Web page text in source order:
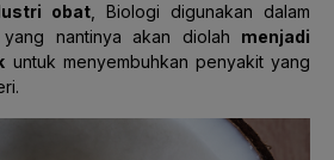
obat , Biologi digunakan dalam
yang nantinya akan diolah menjadi
untuk menyembuhkan penyakit yang